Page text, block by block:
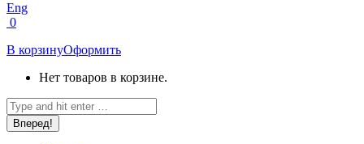
Eng
0
В корзинуОформить
Нет товаров в корзине.
Поиск: